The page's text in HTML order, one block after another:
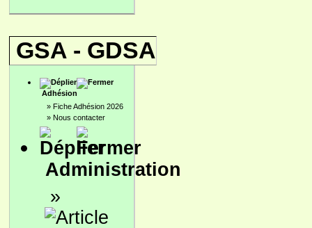
GSA - GDSA
Adhésion
» Fiche Adhésion 2026
» Nous contacter
Administration
»